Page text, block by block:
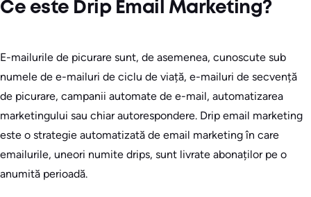
Ce este Drip Email Marketing?
E-mailurile de picurare sunt, de asemenea, cunoscute sub
numele de e-mailuri de ciclu de viață, e-mailuri de secvență
de picurare, campanii automate de e-mail, automatizarea
marketingului sau chiar autorespondere. Drip email marketing
este o strategie automatizată de email marketing în care
emailurile, uneori numite drips, sunt livrate abonaților pe o
anumită perioadă.